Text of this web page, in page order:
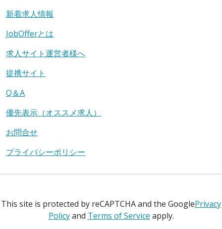
新着求人情報
JobOfferとは
求人サイト運営者様へ
提携サイト
Q＆A
優先表示（オススメ求人）
お問合せ
プライバシーポリシー
This site is protected by reCAPTCHA and the GooglePrivacy
Policyand Terms of Service apply.